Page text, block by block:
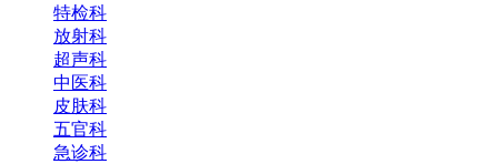
特检科
放射科
超声科
中医科
皮肤科
五官科
急诊科